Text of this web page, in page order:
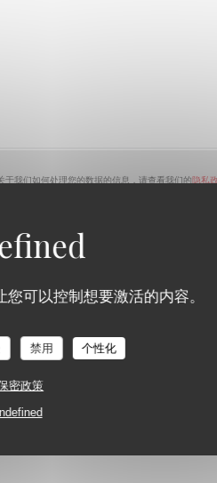
可以控制想要激活的内容。
禁用 个性化
密政策
我们如何处理您的数据的信息，请查看我们的隐私